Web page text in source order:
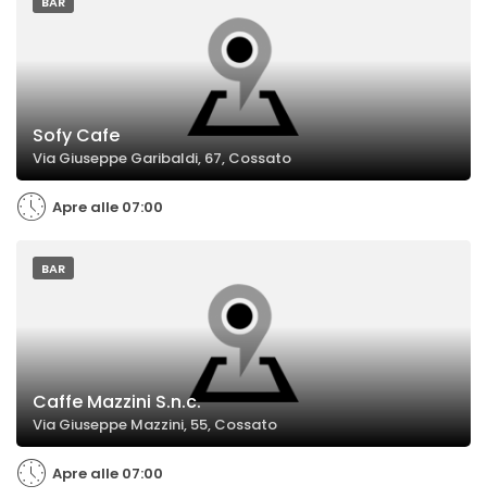
Sofy Cafe
Via Giuseppe Garibaldi, 67, Cossato
Apre alle 07:00
BAR
Caffe Mazzini S.n.c.
Via Giuseppe Mazzini, 55, Cossato
Apre alle 07:00